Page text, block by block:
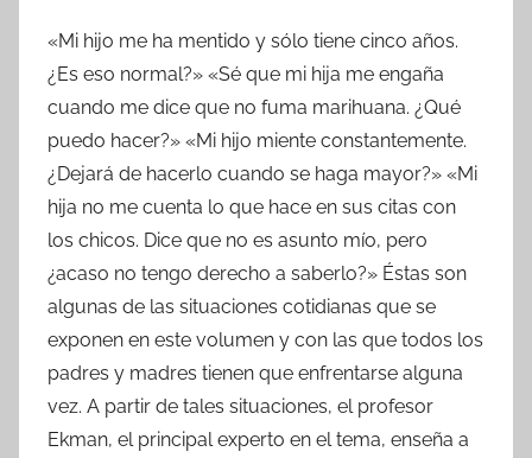
«Mi hijo me ha mentido y sólo tiene cinco años.
¿Es eso normal?» «Sé que mi hija me engaña
cuando me dice que no fuma marihuana. ¿Qué
puedo hacer?» «Mi hijo miente constantemente.
¿Dejará de hacerlo cuando se haga mayor?» «Mi
hija no me cuenta lo que hace en sus citas con
los chicos. Dice que no es asunto mío, pero
¿acaso no tengo derecho a saberlo?» Éstas son
algunas de las situaciones cotidianas que se
exponen en este volumen y con las que todos los
padres y madres tienen que enfrentarse alguna
vez. A partir de tales situaciones, el profesor
Ekman, el principal experto en el tema, enseña a